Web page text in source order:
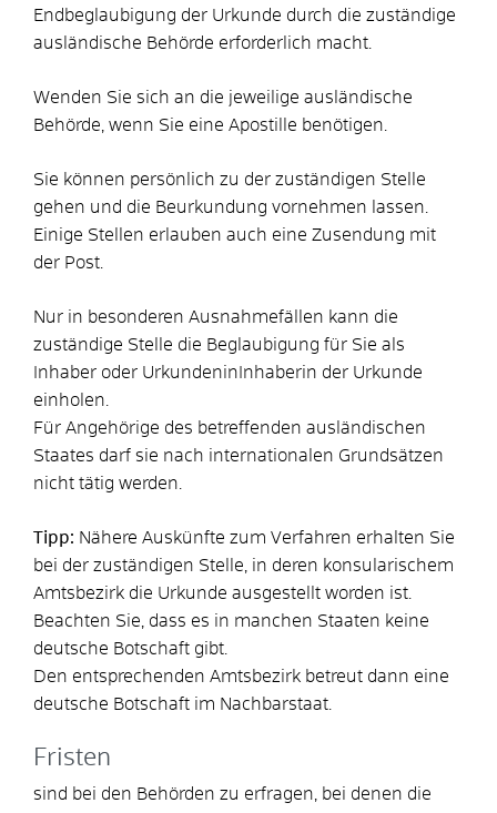
Endbeglaubigung der Urkunde durch die zuständige
ausländische Behörde erforderlich macht.
Wenden Sie sich an die jeweilige ausländische
Behörde, wenn Sie eine Apostille benötigen.
Sie können persönlich zu der zuständigen Stelle
gehen und die Beurkundung vornehmen lassen.
Einige Stellen erlauben auch eine Zusendung mit
der Post.
Nur in besonderen Ausnahmefällen kann die
zuständige Stelle die Beglaubigung für Sie als
Inhaber oder UrkundeninInhaberin der Urkunde
einholen.
Für Angehörige des betreffenden ausländischen
Staates darf sie nach internationalen Grundsätzen
nicht tätig werden.
Tipp: Nähere Auskünfte zum Verfahren erhalten Sie
bei der zuständigen Stelle , in deren konsularischem
Amtsbezirk die Urkunde ausgestellt worden ist.
Beachten Sie, dass es in manchen Staaten keine
deutsche Botschaft gibt.
Den entsprechenden Amtsbezirk betreut dann eine
deutsche Botschaft im Nachbarstaat.
Fristen
sind bei den Behörden zu erfragen, bei denen die